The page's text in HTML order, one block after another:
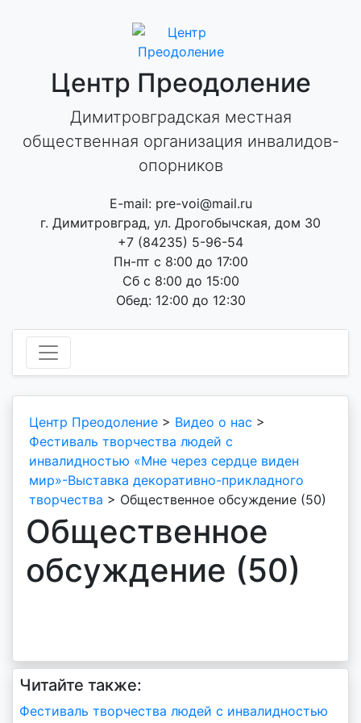
Центр Преодоление
Димитровградская местная
общественная организация инвалидов-
опорников
E-mail: pre-voi@mail.ru
г. Димитровград, ул. Дрогобычская, дом 30
+7 (84235) 5-96-54
Пн-пт с 8:00 до 17:00
Сб с 8:00 до 15:00
Обед: 12:00 до 12:30
Центр Преодоление > Видео о нас >
Фестиваль творчества людей с
инвалидностью «Мне через сердце виден
мир»-Выставка декоративно-прикладного
творчества > Общественное обсуждение (50)
Общественное
обсуждение (50)
Читайте также:
Навигация
Фестиваль творчества людей с инвалидностью